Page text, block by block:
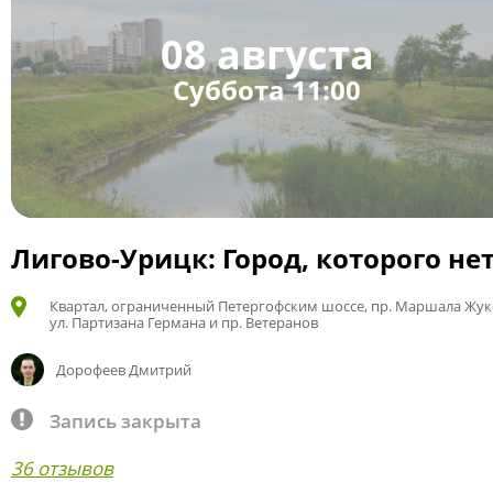
08 августа
Суббота 11:00
Лигово-Урицк: Город, которого
Квартал, ограниченный Петергофским шоссе, пр. Маршала
ул. Партизана Германа и пр. Ветеранов
Дорофеев Дмитрий
Запись закрыта
36 отзывов